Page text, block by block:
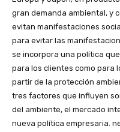
gran demanda ambiental, y
evitan manifestaciones
para evitar las
se incorpora una política
para los clientes como para
partir de la protección
tres factores que influyen
del ambiente, el mercado
nueva política empresaria.